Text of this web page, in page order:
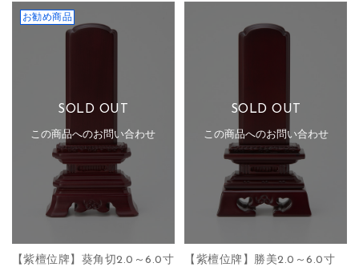
お勧め商品
SOLD OUT
この商品へのお問い合わせ
【紫檀位牌】葵角切2.0～6.0寸
SOLD OUT
この商品へのお問い合わせ
【紫檀位牌】勝美2.0～6.0寸